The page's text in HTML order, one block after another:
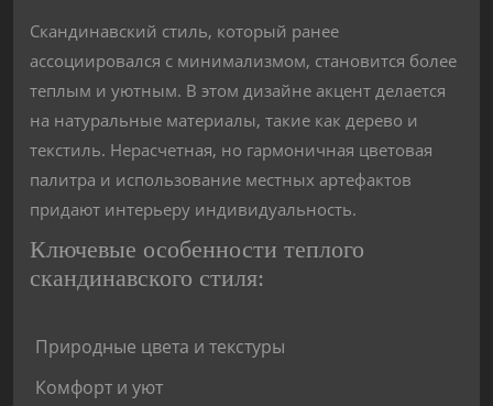
Скандинавский стиль, который ранее
ассоциировался с минимализмом, становится более
теплым и уютным. В этом дизайне акцент делается
на натуральные материалы, такие как дерево и
текстиль. Нерасчетная, но гармоничная цветовая
палитра и использование местных артефактов
придают интерьеру индивидуальность.
Ключевые особенности теплого
скандинавского стиля:
Природные цвета и текстуры
Комфорт и уют